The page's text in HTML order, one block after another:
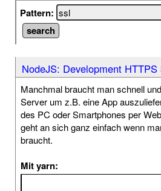
Pattern:
NodeJS: Development HTTPS
Manchmal braucht man schnell
Server um z.B. eine App
des PC oder Smartphones per
geht an sich ganz einfach wenn
braucht.
Mit yarn: